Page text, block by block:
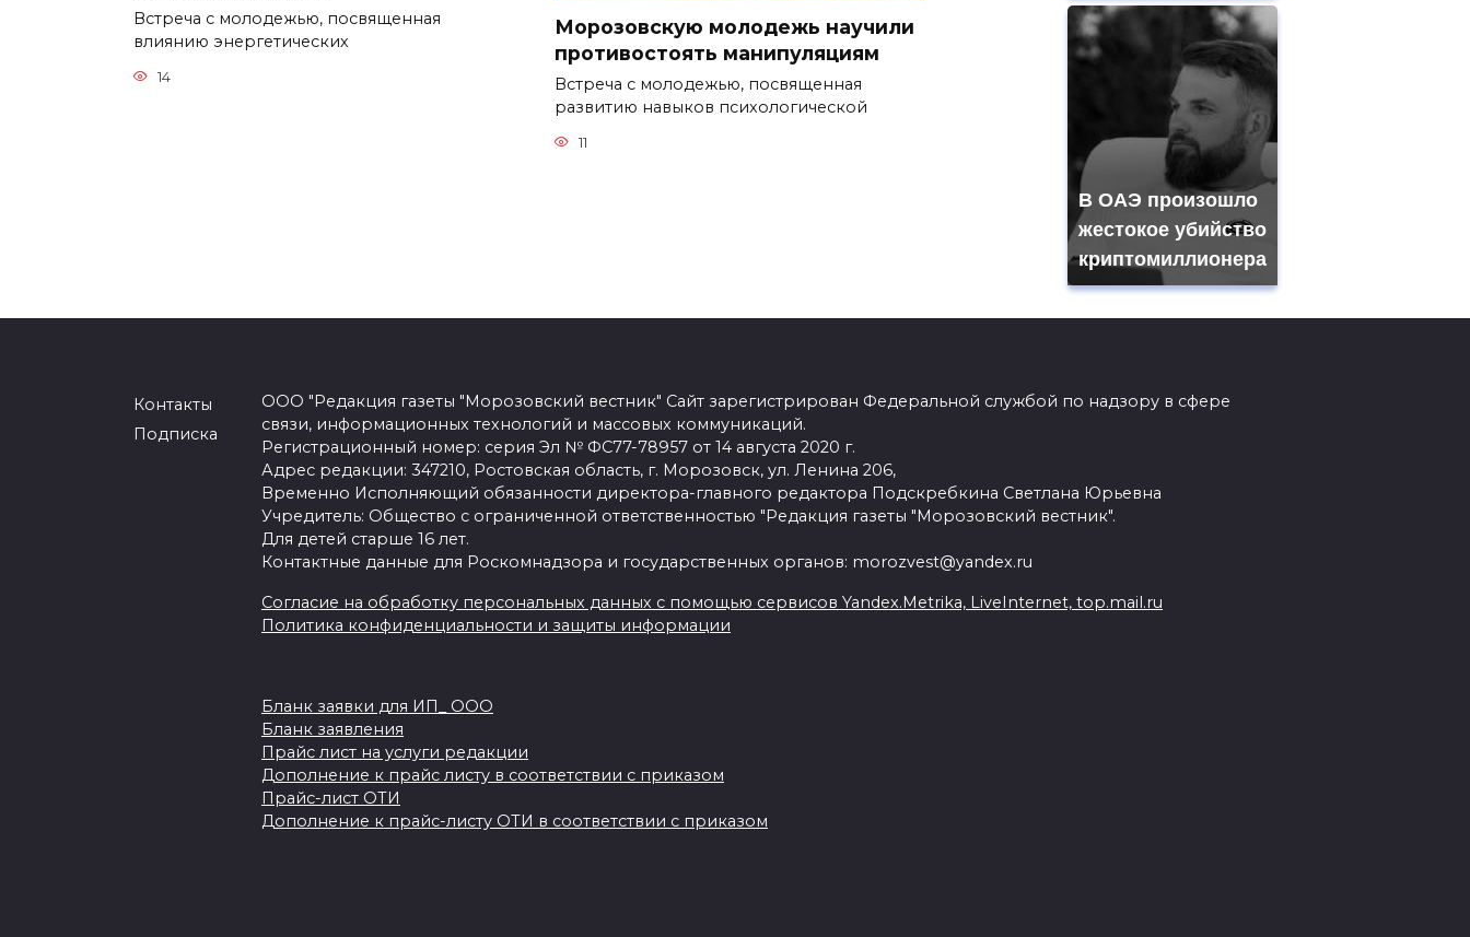
Встреча с молодежью, посвященная
влиянию энергетических
14
Морозовскую молодежь научили
противостоять манипуляциям
Встреча с молодежью, посвященная
развитию навыков психологической
11
В ОАЭ произошло
жестокое убийство
криптомиллионера
Контакты
Подписка
ООО "Редакция газеты "Морозовский вестник" Сайт зарегистрирован Федеральной службой по надзору в сфере
связи, информационных технологий и массовых коммуникаций.
Регистрационный номер: серия Эл № ФС77-78957 от 14 августа 2020 г.
Адрес редакции: 347210, Ростовская область, г. Морозовск, ул. Ленина 206,
Временно Исполняющий обязанности директора-главного редактора Подскребкина Светлана Юрьевна
Учредитель: Общество с ограниченной ответственностью "Редакция газеты "Морозовский вестник".
Для детей старше 16 лет.
Контактные данные для Роскомнадзора и государственных органов: morozvest@yandex.ru
Согласие на обработку персональных данных с помощью сервисов Yandex.Metrika, LiveInternet, top.mail.ru
Политика конфиденциальности и защиты информации
Бланк заявки для ИП_ ООО
Бланк заявления
Прайс лист на услуги редакции
Дополнение к прайс листу в соответствии с приказом
Прайс-лист ОТИ
Дополнение к прайс-листу ОТИ в соответствии с приказом